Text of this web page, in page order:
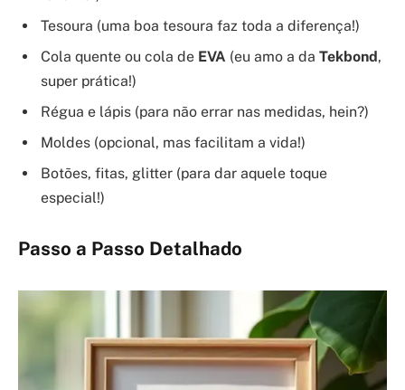
Tesoura (uma boa tesoura faz toda a diferença!)
Cola quente ou cola de EVA (eu amo a da Tekbond,
super prática!)
Régua e lápis (para não errar nas medidas, hein?)
Moldes (opcional, mas facilitam a vida!)
Botões, fitas, glitter (para dar aquele toque
especial!)
Passo a Passo Detalhado